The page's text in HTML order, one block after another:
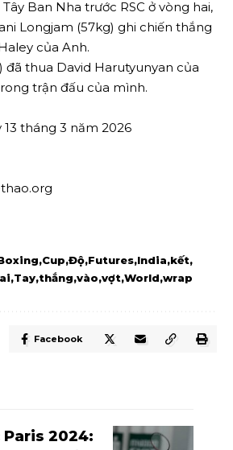
Ban Nha trước RSC ở vòng hai,
Longjam (57kg) ghi chiến thắng
của Anh.
đã thua David Harutyunyan của
trận đấu của mình.
tháng 3 năm 2026
Cup Độ Futures India kết
Tay thắng vào vợt World wrap
Facebook
2024: